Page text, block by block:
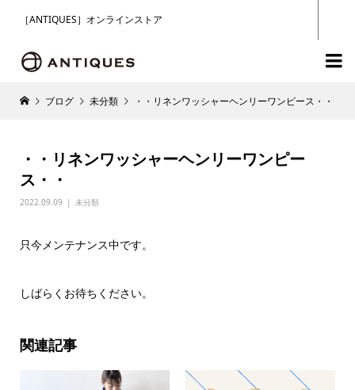
［ANTIQUES］オンラインストア

ブログ 未分類 ・・リネンワッシャーヘンリーワンピース・・
・・リネンワッシャーヘンリーワンピー
ス・・
2022.09.09 未分類
只今メンテナンス中です。
しばらくお待ちください。
関連記事